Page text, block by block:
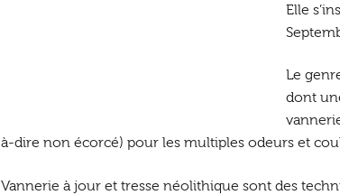
Elle
Le
dont
à-dire non écorcé) pour les multiples odeurs et
Vannerie à jour et tresse néolithique sont des